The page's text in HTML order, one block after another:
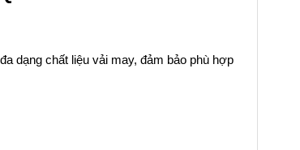
dạng chất liệu vải may, đảm bảo phù hợp